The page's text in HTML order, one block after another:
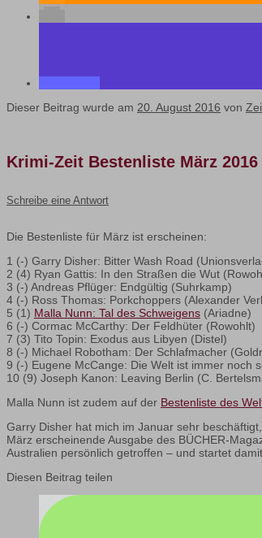
Dieser Beitrag wurde am 20. August 2016 von
Krimi-Zeit Bestenliste März 2016
Schreibe eine Antwort
Die Bestenliste für März ist erscheinen:
1 (-) Garry Disher: Bitter Wash Road
2 (4) Ryan Gattis: In den Straßen die Wut
3 (-) Andreas Pflüger: Endgültig (Suhrkamp)
4 (-) Ross Thomas: Porkchoppers (Alexander
5 (1) Malla Nunn: Tal des Schweigens (Ariadne)
6 (-) Cormac McCarthy: Der Feldhüter (Rowohlt)
7 (3) Tito Topin: Exodus aus Libyen (Distel)
8 (-) Michael Robotham: Der Schlafmacher
9 (-) Eugene McCange: Die Welt ist immer noch
10 (9) Joseph Kanon: Leaving Berlin (C.
Malla Nunn ist zudem auf der Bestenliste des
Garry Disher hat mich im Januar sehr
März erscheinende Ausgabe des BÜCHER-
Australien persönlich getroffen – und startet
Diesen Beitrag teilen